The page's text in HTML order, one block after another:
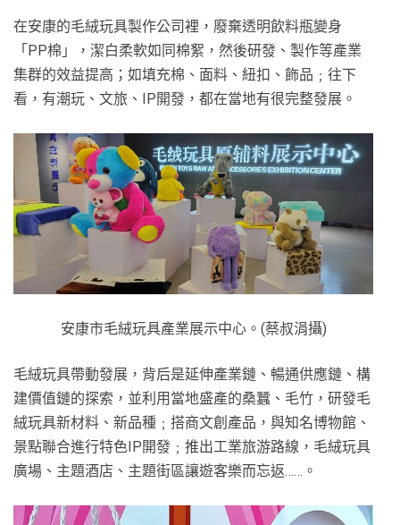
在安康的毛絨玩具製作公司裡，廢棄透明飲料瓶變身
「PP棉」，潔白柔軟如同棉絮，然後研發、製作等產業
集群的效益提高；如填充棉、面料、紐扣、飾品﹔往下
看，有潮玩、文旅、IP開發，都在當地有很完整發展。
安康市毛絨玩具產業展示中心。(蔡叔涓攝)
毛絨玩具帶動發展，背后是延伸產業鏈、暢通供應鏈、構
建價值鏈的探索，並利用當地盛產的桑蠶、毛竹，研發毛
絨玩具新材料、新品種﹔搭商文創產品，與知名博物館、
景點聯合進行特色IP開發﹔推出工業旅游路線，毛絨玩具
廣場、主題酒店、主題街區讓遊客樂而忘返……。